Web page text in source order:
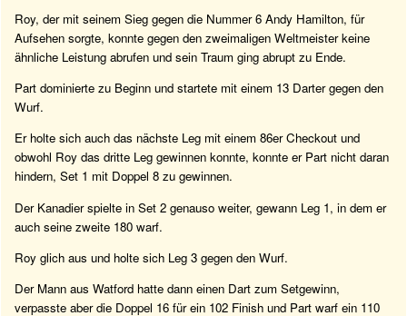
Roy, der mit seinem Sieg gegen die Nummer 6 Andy Hamilton, für
Aufsehen sorgte, konnte gegen den zweimaligen Weltmeister keine
ähnliche Leistung abrufen und sein Traum ging abrupt zu Ende.
Part dominierte zu Beginn und startete mit einem 13 Darter gegen den
Wurf.
Er holte sich auch das nächste Leg mit einem 86er Checkout und
obwohl Roy das dritte Leg gewinnen konnte, konnte er Part nicht daran
hindern, Set 1 mit Doppel 8 zu gewinnen.
Der Kanadier spielte in Set 2 genauso weiter, gewann Leg 1, in dem er
auch seine zweite 180 warf.
Roy glich aus und holte sich Leg 3 gegen den Wurf.
Der Mann aus Watford hatte dann einen Dart zum Setgewinn,
verpasste aber die Doppel 16 für ein 102 Finish und Part warf ein 110